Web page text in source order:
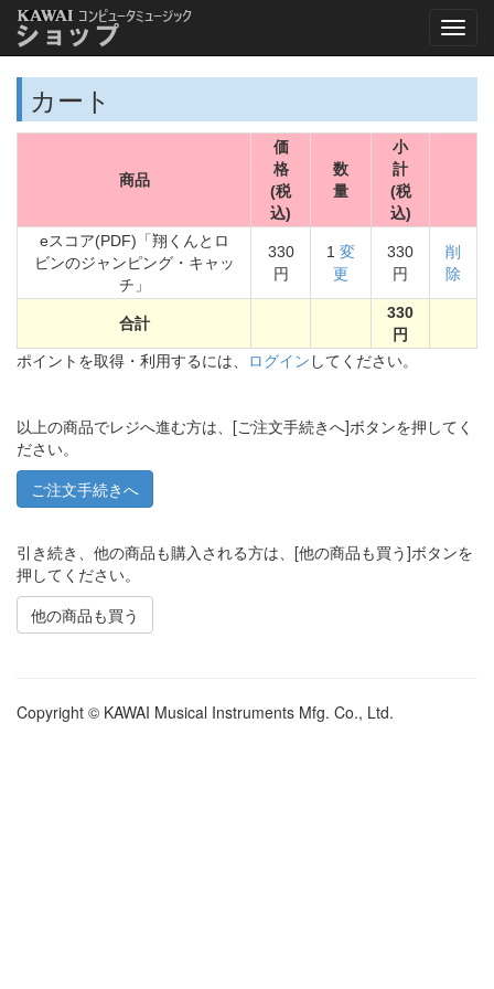
カート
商品
価
格
(税
込)
数
量
小
計
(税
込)
eスコア(PDF)「翔くんとロ
ビンのジャンピング・キャッ
チ」
330
円
1 変
更
330
円
削
除
合計
330
円
ポイントを取得・利用するには、 ログイン してください。
以上の商品でレジへ進む方は、[ご注文手続きへ]ボタンを押してく
ださい。
引き続き、他の商品も購入される方は、[他の商品も買う]ボタンを
押してください。
他の商品も買う
Copyright © KAWAI Musical Instruments Mfg. Co., Ltd.